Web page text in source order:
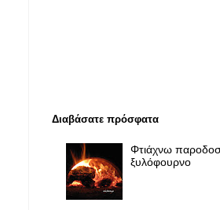
Διαβάσατε πρόσφατα
Φτιάχνω
ξυλόφουρνο